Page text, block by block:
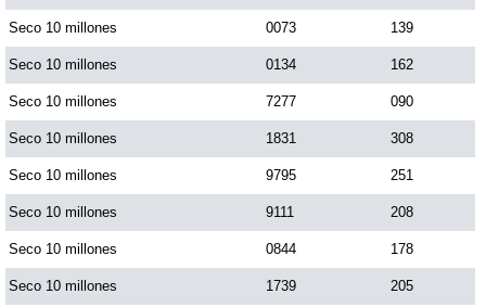
Seco 10 millones 0073 139
Seco 10 millones 0134 162
Seco 10 millones 7277 090
Seco 10 millones 1831 308
Seco 10 millones 9795 251
Seco 10 millones 9111 208
Seco 10 millones 0844 178
Seco 10 millones 1739 205